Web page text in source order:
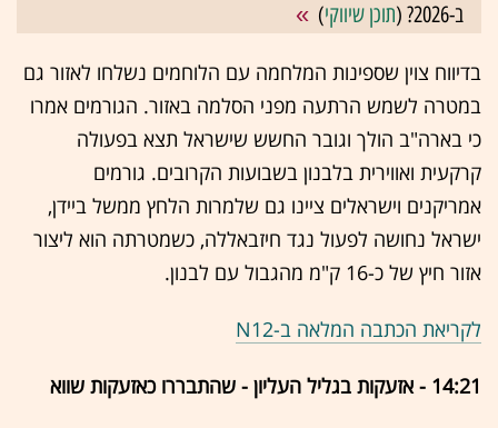
ב-2026? (
תוכן שיווקי)
בדיווח צוין שספינות המלחמה עם הלוחמים נשלחו לאזור גם
במטרה לשמש הרתעה מפני הסלמה באזור. הגורמים אמרו
כי בארה"ב הולך וגובר החשש שישראל תצא בפעולה
קרקעית ואווירית בלבנון בשבועות הקרובים. גורמים
אמריקנים וישראלים ציינו גם שלמרות הלחץ ממשל ביידן,
ישראל נחושה לפעול נגד חיזבאללה, כשמטרתה הוא ליצור
אזור חיץ של כ-16 ק"מ מהגבול עם לבנון.
לקריאת הכתבה המלאה ב-N12
14:21 - אזעקות בגליל העליון - שהתבררו כאזעקות שווא